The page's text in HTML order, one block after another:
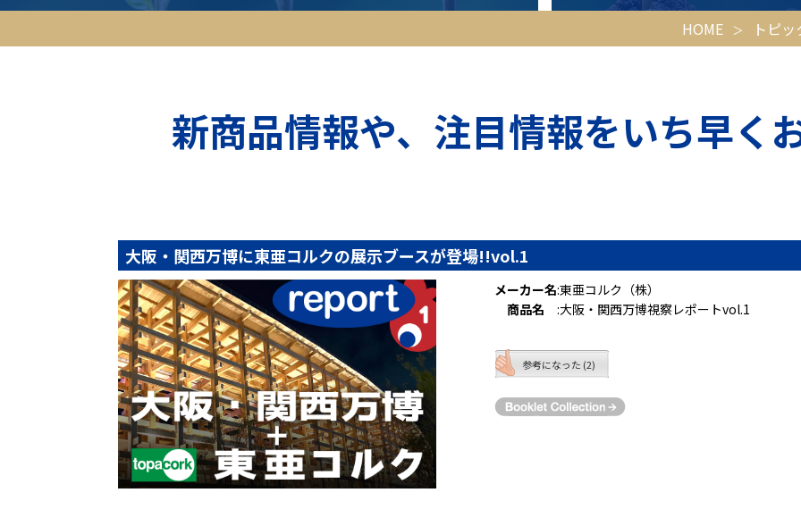
HOME トピ
新商品情報や、注目情報をいち早く
大阪・関西万博に東亜コルクの展示ブースが登場!!vol.1
メーカー名:東亜コルク（株）
商品名
:大阪・関西万博視察レポートvol.1
参考になった (2)